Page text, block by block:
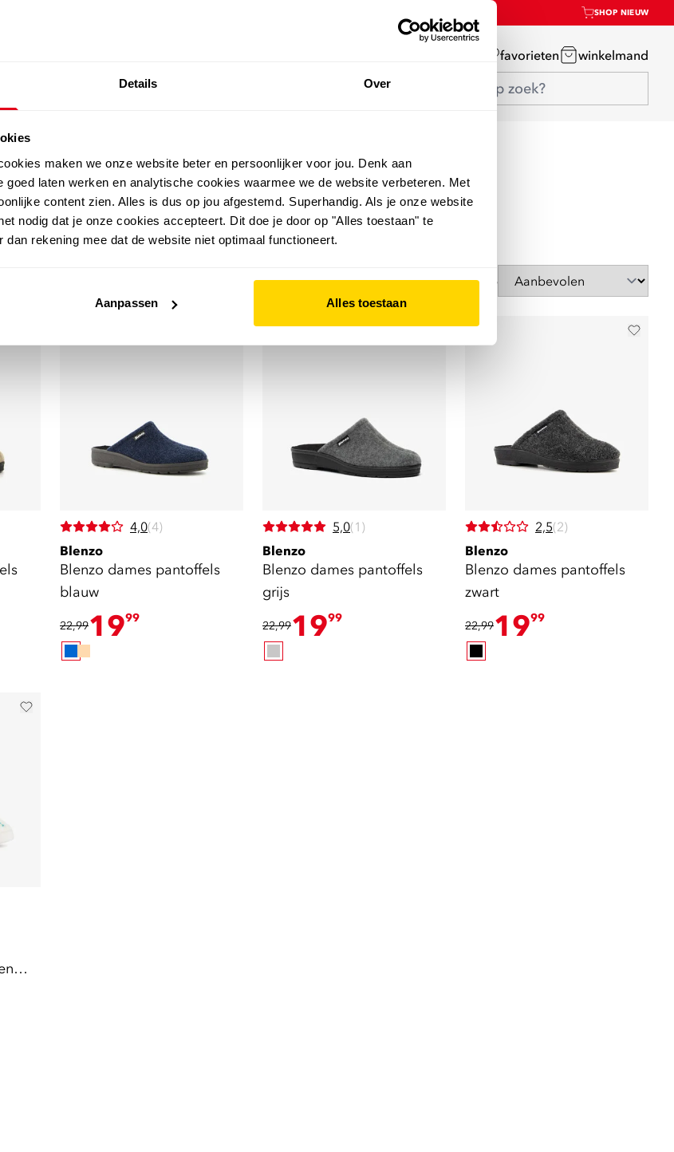
Details Over
maken we onze website beter en persoonlijker voor jou. Denk aan
goed laten werken en analytische cookies waarmee we de website verbeteren. Met
content zien. Alles is dus op jou afgestemd. Superhandig. Als je onze website
nodig dat je onze cookies accepteert. Dit doe je door op "Alles toestaan" te
rekening mee dat de website niet optimaal functioneert.
Aanpassen Alles toestaan
SHOP NIEUW
favorieten winkelmand
merken
Sorteer op
4,0(4)
Blenzo
Blenzo dames pantoffels
blauw
22,991999
5,0(1)
Blenzo
Blenzo dames pantoffels
grijs
22,991999
2,5(2)
Blenzo
Blenzo dames pantoffels
zwart
22,991999